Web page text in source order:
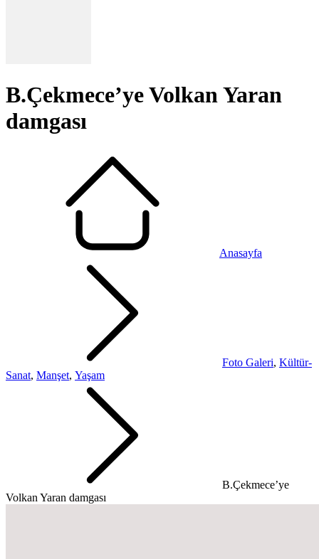
B.Çekmece’ye Volkan Yaran
damgası
Anasayfa
Foto Galeri, Kültür-
Sanat, Manşet, Yaşam
B.Çekmece’ye
Volkan Yaran damgası